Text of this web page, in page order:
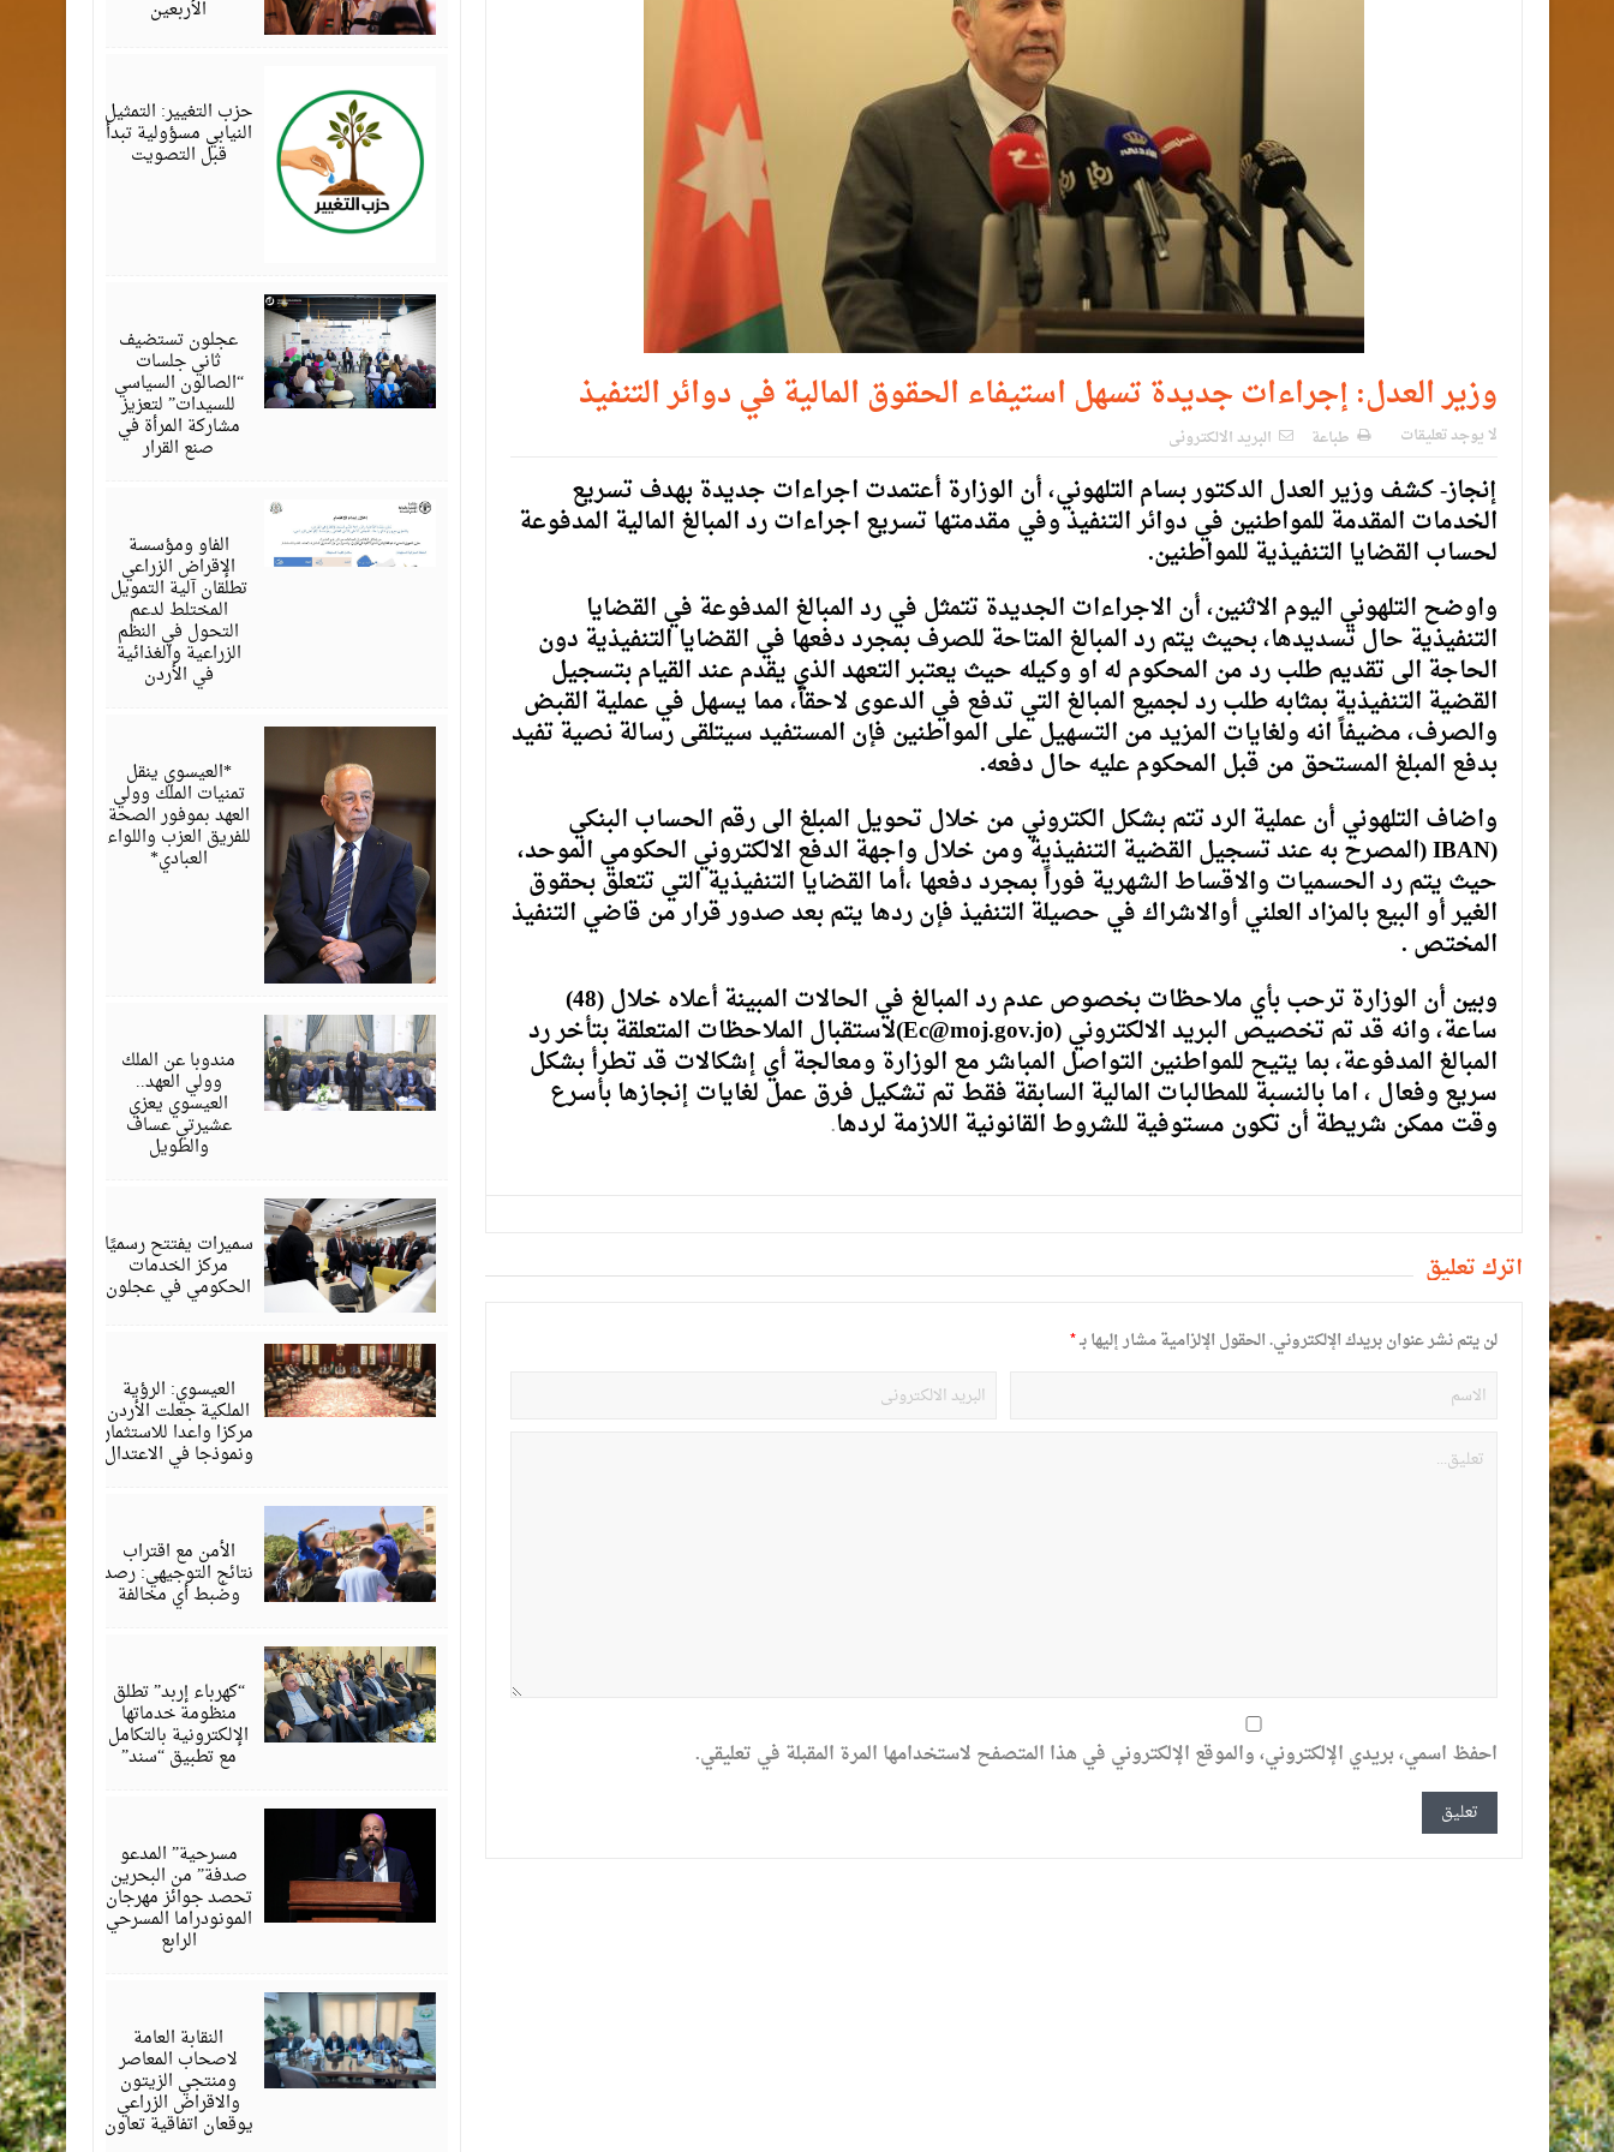
وزير العدل: إجراءات جديدة تسهل استيفاء الحقوق المالية في دوائر التنفيذ
لا يوجد تعليقات طباعة البريد الالكترونى
إنجاز- كشف وزير العدل الدكتور بسام التلهوني، أن الوزارة أعتمدت اجراءات جديدة بهدف تسريع
الخدمات المقدمة للمواطنين في دوائر التنفيذ وفي مقدمتها تسريع اجراءات رد المبالغ المالية المدفوعة
لحساب القضايا التنفيذية للمواطنين.
واوضح التلهوني اليوم الاثنين، أن الاجراءات الجديدة تتمثل في رد المبالغ المدفوعة في القضايا
التنفيذية حال تسديدها، بحيث يتم رد المبالغ المتاحة للصرف بمجرد دفعها في القضايا التنفيذية دون
الحاجة الى تقديم طلب رد من المحكوم له او وكيله حيث يعتبر التعهد الذي يقدم عند القيام بتسجيل
القضية التنفيذية بمثابه طلب رد لجميع المبالغ التي تدفع في الدعوى لاحقاً، مما يسهل في عملية القبض
والصرف، مضيفاً انه ولغايات المزيد من التسهيل على المواطنين فإن المستفيد سيتلقى رسالة نصية تفيد
بدفع المبلغ المستحق من قبل المحكوم عليه حال دفعه.
واضاف التلهوني أن عملية الرد تتم بشكل الكتروني من خلال تحويل المبلغ الى رقم الحساب البنكي
(IBAN (المصرح به عند تسجيل القضية التنفيذية ومن خلال واجهة الدفع الالكتروني الحكومي الموحد،
حيث يتم رد الحسميات والاقساط الشهرية فوراً بمجرد دفعها ،أما القضايا التنفيذية التي تتعلق بحقوق
الغير أو البيع بالمزاد العلني أوالاشراك في حصيلة التنفيذ فإن ردها يتم بعد صدور قرار من قاضي التنفيذ
المختص .
وبين أن الوزارة ترحب بأي ملاحظات بخصوص عدم رد المبالغ في الحالات المبينة أعلاه خلال (48)
ساعة، وانه قد تم تخصيص البريد الالكتروني (Ec@moj.gov.jo)لاستقبال الملاحظات المتعلقة بتأخر رد
المبالغ المدفوعة، بما يتيح للمواطنين التواصل المباشر مع الوزارة ومعالجة أي إشكالات قد تطرأ بشكل
سريع وفعال ، اما بالنسبة للمطالبات المالية السابقة فقط تم تشكيل فرق عمل لغايات إنجازها بأسرع
وقت ممكن شريطة أن تكون مستوفية للشروط القانونية اللازمة لردها.
أترك تعليق
لن يتم نشر عنوان بريدك الإلكتروني.الحقول الإلزامية مشار إليها بـ*
احفظ اسمي، بريدي الإلكتروني، والموقع الإلكتروني في هذا المتصفح لاستخدامها المرة المقبلة في تعليقي.
الأربعين
حزب التغيير: التمثيل
النيابي مسؤولية تبدأ
قبل التصويت
عجلون تستضيف
ثاني جلسات
“الصالون السياسي
للسيدات” لتعزيز
مشاركة المرأة في
صنع القرار
الفاو ومؤسسة
الإقراض الزراعي
تطلقان آلية التمويل
المختلط لدعم
التحول في النظم
الزراعية والغذائية
في الأردن
*العيسوي ينقل
تمنيات الملك وولي
العهد بموفور الصحة
للفريق العزب واللواء
العبادي*
مندوبا عن الملك
وولي العهد..
العيسوي يعزي
عشيرتي عساف
والطويل
سميرات يفتتح رسميًا
مركز الخدمات
الحكومي في عجلون
العيسوي: الرؤية
الملكية جعلت الأردن
مركزا واعدا للاستثمار
ونموذجا في الاعتدال
أغسطس
2026
الأمن مع اقتراب
نتائج التوجيهي: رصد
وضبط أي مخالفة
أغسطس
2026
“كهرباء إربد” تطلق
منظومة خدماتها
الإلكترونية بالتكامل
مع تطبيق “سند”
أغسطس
2026
مسرحية” المدعو
صدفة” من البحرين
تحصد جوائز مهرجان
المونودراما المسرحي
الرابع
أغسطس
2026
النقابة العامة
لاصحاب المعاصر
ومنتجي الزيتون
والاقراض الزراعي
يوقعان اتفاقية تعاون
أغسطس
2026